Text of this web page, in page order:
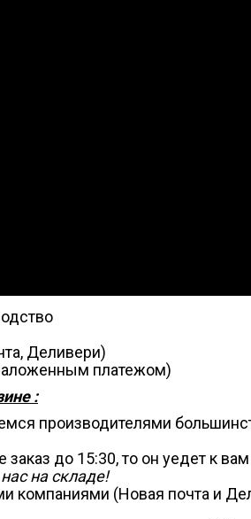
Деливери)
платежом)
:
производителями
до 15:30, то он уедет к
на складе!
компаниями (Новая почта и